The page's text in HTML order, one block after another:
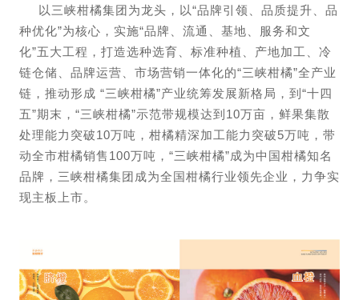
以三峡柑橘集团为龙头，以“品牌引领、品质提升、品
种优化”为核心，实施“品牌、流通、基地、服务和文
化”五大工程，打造选种选育、标准种植、产地加工、冷
链仓储、品牌运营、市场营销一体化的“三峡柑橘”全产业
链，推动形成 “三峡柑橘”产业统筹发展新格局，到“十四
五”期末，“三峡柑橘”示范带规模达到10万亩，鲜果集散
处理能力突破10万吨，柑橘精深加工能力突破5万吨，带
动全市柑橘销售100万吨，“三峡柑橘”成为中国柑橘知名
品牌，三峡柑橘集团成为全国柑橘行业领先企业，力争实
现主板上市。